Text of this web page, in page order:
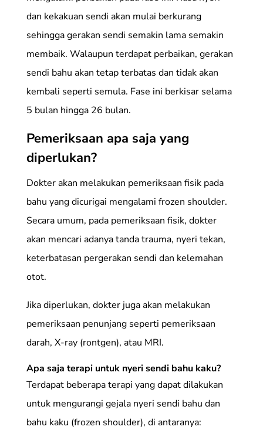
dan kekakuan sendi akan mulai berkurang
sehingga gerakan sendi semakin lama semakin
membaik. Walaupun terdapat perbaikan, gerakan
sendi bahu akan tetap terbatas dan tidak akan
kembali seperti semula. Fase ini berkisar selama
5 bulan hingga 26 bulan.
Pemeriksaan apa saja yang
diperlukan?
Dokter akan melakukan pemeriksaan fisik pada
bahu yang dicurigai mengalami frozen shoulder.
Secara umum, pada pemeriksaan fisik, dokter
akan mencari adanya tanda trauma, nyeri tekan,
keterbatasan pergerakan sendi dan kelemahan
otot.
Jika diperlukan, dokter juga akan melakukan
pemeriksaan penunjang seperti pemeriksaan
darah, X-ray (rontgen), atau MRI.
Apa saja terapi untuk nyeri sendi bahu kaku?
Terdapat beberapa terapi yang dapat dilakukan
untuk mengurangi gejala nyeri sendi bahu dan
bahu kaku (frozen shoulder), di antaranya: